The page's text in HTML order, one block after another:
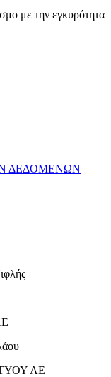
με την εγκυρότητα
ΔΕΔΟΜΕΝΩΝ
ΑΕ